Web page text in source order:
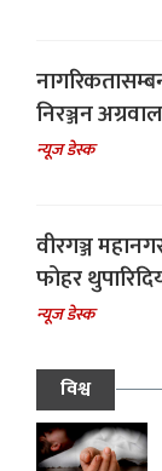
निरञ्जन
न्यूज डेस्क
वीरगञ्ज
फोहर
न्यूज डेस्क
विश्व